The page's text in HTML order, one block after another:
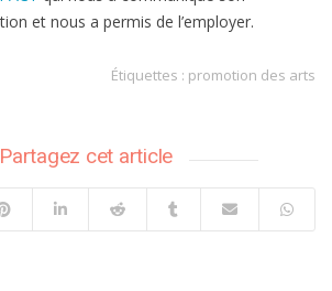
et nous a permis de l’employer.
Étiquettes : promotion des arts
Partagez cet article